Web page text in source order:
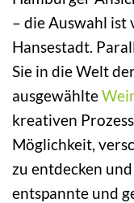
– die Auswahl
Hansestadt.
Sie in die Welt
ausgewählte
kreativen
Möglichkeit,
zu entdecken
entspannte und